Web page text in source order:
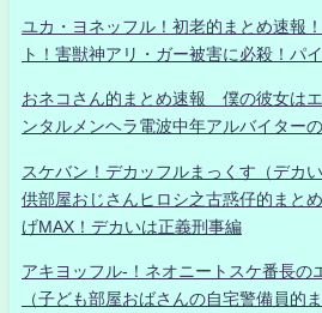
ユカ・ヨネッフル！初老的まとめ速報
ト！害獣神アリ・ガー被害に必殺！パ
おネコさん的まとめ速報 僕の彼女は
ンタルメンヘラ電波中年アルバイター
スケバン！デカッフルまっくす（デカ
供部屋おじさんヒロシ之古惑仔的まと
げMAX！デカいは正義刑事編
アキヨッフル-！ネオニートスケ番長の
（子ども部屋おばさんの自宅警備員的